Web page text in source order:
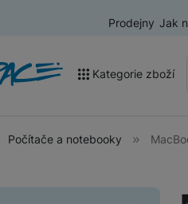
Prodejny Jak
Kategorie zboží
výprodej
Počítače a notebooky